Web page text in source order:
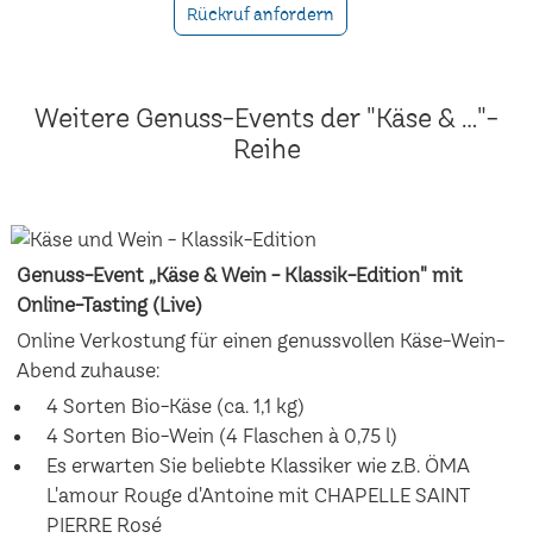
Rückruf anfordern
Weitere Genuss-Events der "Käse & ..."-
Reihe
Genuss-Event „Käse & Wein - Klassik-Edition" mit
Online-Tasting (Live)
Online Verkostung für einen genussvollen Käse-Wein-
Abend zuhause:
4 Sorten Bio-Käse (ca. 1,1 kg)
4 Sorten Bio-Wein (4 Flaschen à 0,75 l)
Es erwarten Sie beliebte Klassiker wie z.B. ÖMA
L'amour Rouge d'Antoine mit CHAPELLE SAINT
PIERRE Rosé